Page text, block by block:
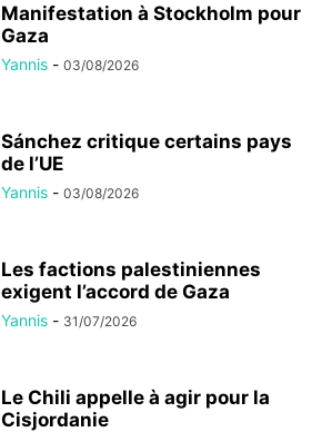
Manifestation à Stockholm pour
Gaza
Yannis - 03/08/2026
Sánchez critique certains pays
de l’UE
Yannis - 03/08/2026
Les factions palestiniennes
exigent l’accord de Gaza
Yannis - 31/07/2026
Le Chili appelle à agir pour la
Cisjordanie